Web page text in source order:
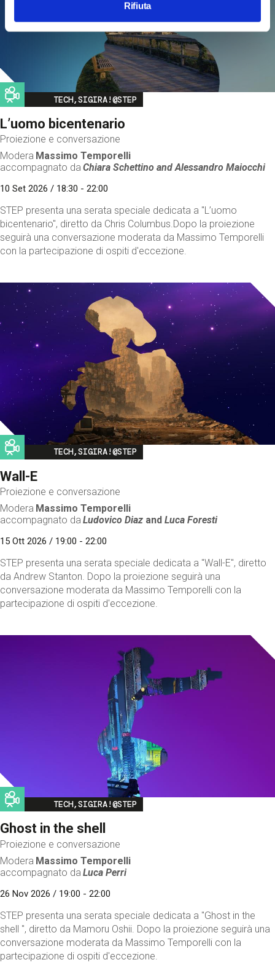
Rifiuta
Image
TECH,SIGIRA!@STEP
L’uomo bicentenario
Proiezione e conversazione
Modera Massimo Temporelli
accompagnato da Chiara Schettino andAlessandro Maiocchi
10 Set 2026 / 18:30 - 22:00
STEP presenta una serata speciale dedicata a "L’uomo
bicentenario", diretto da Chris Columbus.Dopo la proiezione
seguirà una conversazione moderata da Massimo Temporelli
con la partecipazione di ospiti d'eccezione.
Image
TECH,SIGIRA!@STEP
Wall-E
Proiezione e conversazione
Modera Massimo Temporelli
accompagnato da Ludovico Diaz andLuca Foresti
15 Ott 2026 / 19:00 - 22:00
STEP presenta una serata speciale dedicata a "Wall-E", diretto
da Andrew Stanton. Dopo la proiezione seguirà una
conversazione moderata da Massimo Temporelli con la
partecipazione di ospiti d'eccezione.
Image
TECH,SIGIRA!@STEP
Ghost in the shell
Proiezione e conversazione
Modera Massimo Temporelli
accompagnato da Luca Perri
26 Nov 2026 / 19:00 - 22:00
STEP presenta una serata speciale dedicata a "Ghost in the
shell ", diretto da Mamoru Oshii. Dopo la proiezione seguirà una
conversazione moderata da Massimo Temporelli con la
partecipazione di ospiti d'eccezione.